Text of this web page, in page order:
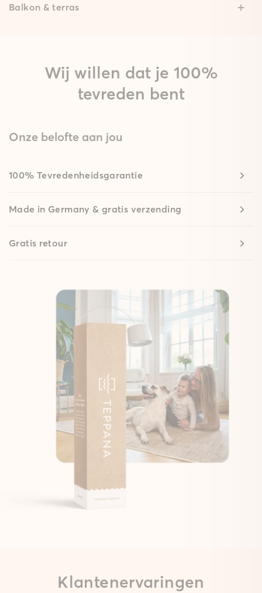
Balkon & terras
Wij willen dat je 100%
tevreden bent
Onze belofte aan jou
100% Tevredenheidsgarantie
Made in Germany & gratis verzending
Gratis retour
Klantenervaringen